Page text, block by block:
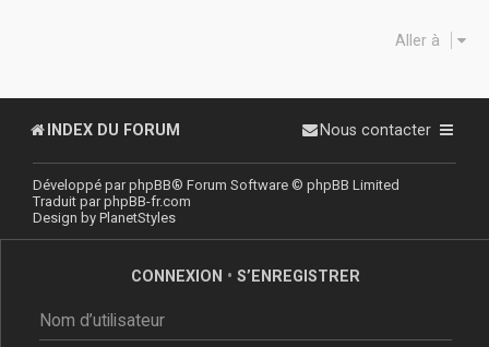
Aller à
INDEX DU FORUM Nous contacter
Développé parphpBB® Forum Software © phpBB Limited
Traduit parphpBB-fr.com
Design by PlanetStyles
CONNEXION • S’ENREGISTRER